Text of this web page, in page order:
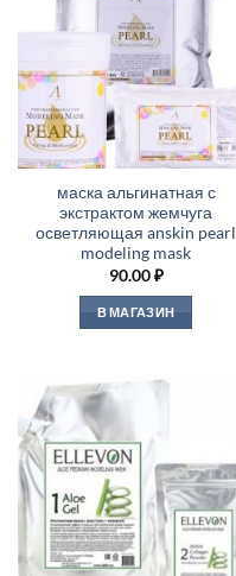
маска альгинатная с
экстрактом жемчуга
осветляющая anskin pearl
modeling mask
90.00₽
В МАГАЗИН